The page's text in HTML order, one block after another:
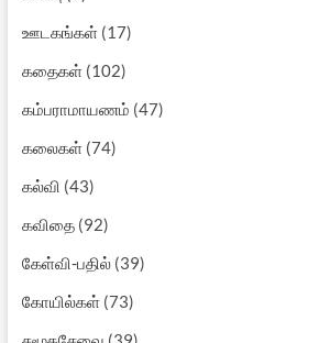
ஊடகங்கள்(17)
கதைகள்(102)
கம்பராமாயணம் (47)
கலைகள்(74)
கல்வி (43)
கவிதை(92)
கேள்வி-பதில்(39)
கோயில்கள்(73)